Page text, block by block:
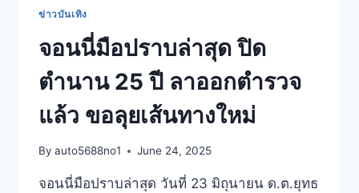
ข่าวบันเทิง
จอนนี่มือปราบล่าสุด ปิด
ตำนาน 25 ปี ลาออกตำรวจ
แล้ว ขอลุยเส้นทางใหม่
By auto5688no1 June 24, 2025
จอนนี่มือปราบล่าสุด วันที่ 23 มิถุนายน ด.ต.ยุทธ